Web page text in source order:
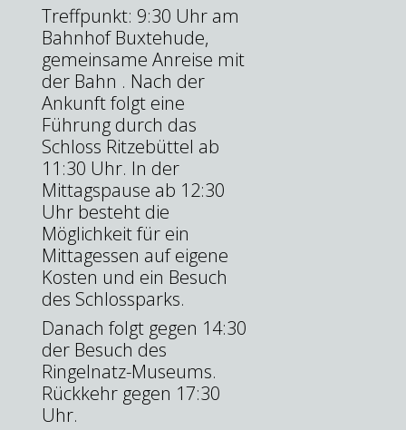
Treffpunkt: 9:30 Uhr am
Bahnhof Buxtehude,
gemeinsame Anreise mit
der Bahn . Nach der
Ankunft folgt eine
Führung durch das
Schloss Ritzebüttel ab
11:30 Uhr. In der
Mittagspause ab 12:30
Uhr besteht die
Möglichkeit für ein
Mittagessen auf eigene
Kosten und ein Besuch
des Schlossparks.
Danach folgt gegen 14:30
der Besuch des
Ringelnatz-Museums.
Rückkehr gegen 17:30
Uhr.